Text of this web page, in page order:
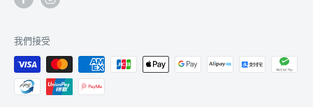
我們接受